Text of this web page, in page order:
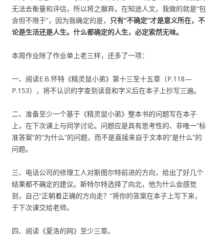
无法去衡量和评估，所以将之摒弃。在知途人文，我做的就是“包
含但不限于”，因为我确定的是， 只有“不确定”才是意义所在，不
论是生活还是人生。什么都确定的人生，必定索然无味。
本周作业除了作业单上老三样，还多了一项：
一、阅读E.B.怀特《精灵鼠小弟》第十三至十五章（P.118—
P.153），将不认识的字查到读音和字义后在本子上抄写三遍。
二、准备至少一个基于《精灵鼠小弟》整本书的问题写在本子
上，在下次课上与同学讨论。问题应是具有思考性的、非唯一“标
准答案”的“为什么”的问题，而不是直接来自于文本的“是什么”的
问题。
三、电话公司的修理工人对斯图尔特前进的方向，给出了好几个
结果都不确定的建议。斯特尔特选择了向北，他为什么会感觉
到，自己“正朝着正确的方向走？”将你的答案在本子上写下来，
于下次课交给老师。
四、阅读《夏洛的网》至少三章。